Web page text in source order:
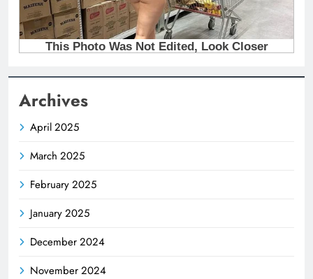
Archives
April 2025
March 2025
February 2025
January 2025
December 2024
November 2024